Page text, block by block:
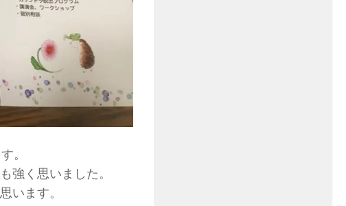
。
強く思いました。
います。